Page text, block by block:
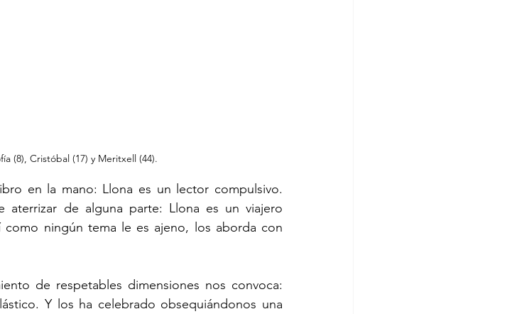
(8), Cristóbal (17) y Meritxell (44).
en la mano: Llona es un lector compulsivo.
aterrizar de alguna parte: Llona es un viajero
como ningún tema le es ajeno, los aborda con
de respetables dimensiones nos convoca:
Y los ha celebrado obsequiándonos una